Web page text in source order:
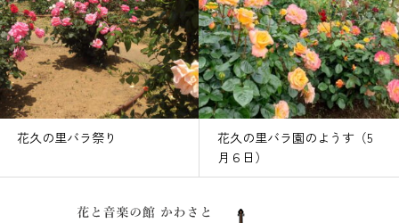
花久の里バラ祭り
花久の里バラ園のようす（5
月６日）